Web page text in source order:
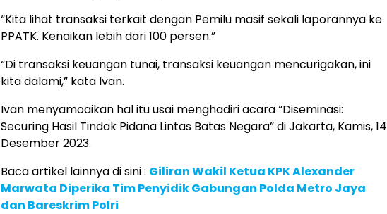
“Kita lihat transaksi terkait dengan Pemilu masif sekali laporannya ke
PPATK. Kenaikan lebih dari 100 persen.”
“Di transaksi keuangan tunai, transaksi keuangan mencurigakan, ini
kita dalami,” kata Ivan.
Ivan menyamoaikan hal itu usai menghadiri acara “Diseminasi:
Securing Hasil Tindak Pidana Lintas Batas Negara” di Jakarta, Kamis, 14
Desember 2023.
Baca artikel lainnya di sini : Giliran Wakil Ketua KPK Alexander
Marwata Diperika Tim Penyidik Gabungan Polda Metro Jaya
dan Bareskrim Polri